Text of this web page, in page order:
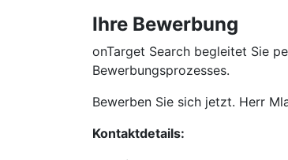
Ihre Bewerbung
onTarget Search begleitet Sie
Bewerbungsprozesses.
Bewerben Sie sich jetzt. Herr
Kontaktdetails: